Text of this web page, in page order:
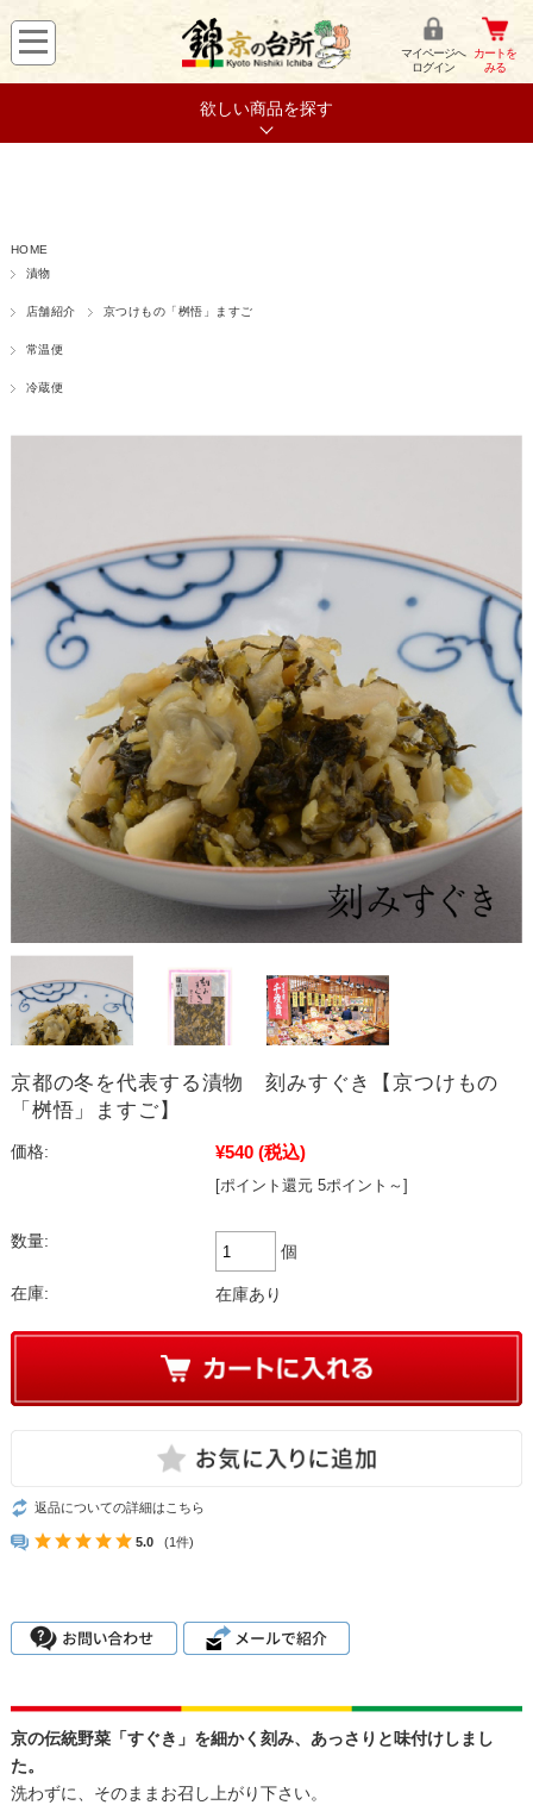
マイページへ
ログイン
カートを
みる
欲しい商品を探す
HOME
漬物
店舗紹介 京つけもの「桝悟」ますご
常温便
冷蔵便
京都の冬を代表する漬物 刻みすぐき【京つけもの
「桝悟」ますご】
価格: ¥540 (税込)
[ポイント還元 5ポイント～]
数量:
個
在庫: 在庫あり
返品についての詳細はこちら
5.0 (1件)
京の伝統野菜「すぐき」を細かく刻み、あっさりと味付けしまし
た。
洗わずに、そのままお召し上がり下さい。